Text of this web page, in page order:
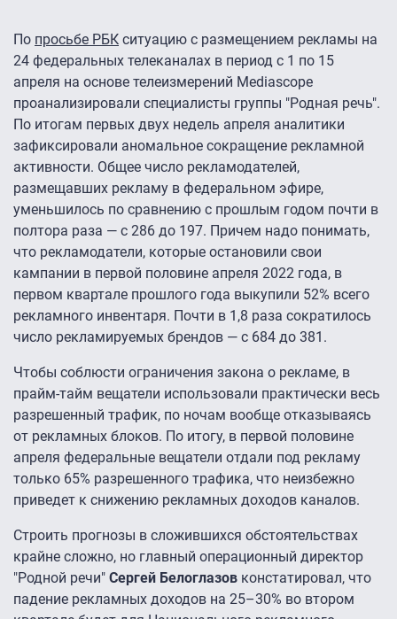
По просьбе РБК ситуацию с размещением рекламы на
24 федеральных телеканалах в период с 1 по 15
апреля на основе телеизмерений Mediascope
проанализировали специалисты группы "Родная речь".
По итогам первых двух недель апреля аналитики
зафиксировали аномальное сокращение рекламной
активности. Общее число рекламодателей,
размещавших рекламу в федеральном эфире,
уменьшилось по сравнению с прошлым годом почти в
полтора раза — с 286 до 197. Причем надо понимать,
что рекламодатели, которые остановили свои
кампании в первой половине апреля 2022 года, в
первом квартале прошлого года выкупили 52% всего
рекламного инвентаря. Почти в 1,8 раза сократилось
число рекламируемых брендов — с 684 до 381.
Чтобы соблюсти ограничения закона о рекламе, в
прайм-тайм вещатели использовали практически весь
разрешенный трафик, по ночам вообще отказываясь
от рекламных блоков. По итогу, в первой половине
апреля федеральные вещатели отдали под рекламу
только 65% разрешенного трафика, что неизбежно
приведет к снижению рекламных доходов каналов.
Строить прогнозы в сложившихся обстоятельствах
крайне сложно, но главный операционный директор
"Родной речи" Сергей Белоглазов констатировал, что
падение рекламных доходов на 25–30% во втором